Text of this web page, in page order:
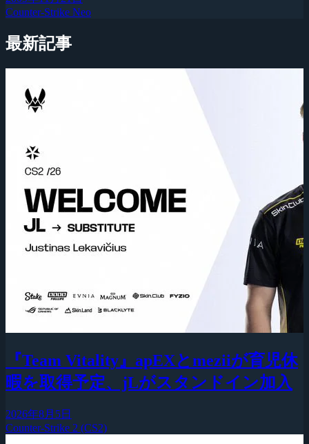
Counter-Strike Neo
最新記事
『Team Vitality』apEXとmeziiが育児休
暇を取得予定、jLがスタンドイン加入
2026年8月5日
Counter-Strike 2 (CS2)